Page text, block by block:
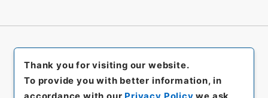
Thank you for visiting our website.
To provide you with better information, in